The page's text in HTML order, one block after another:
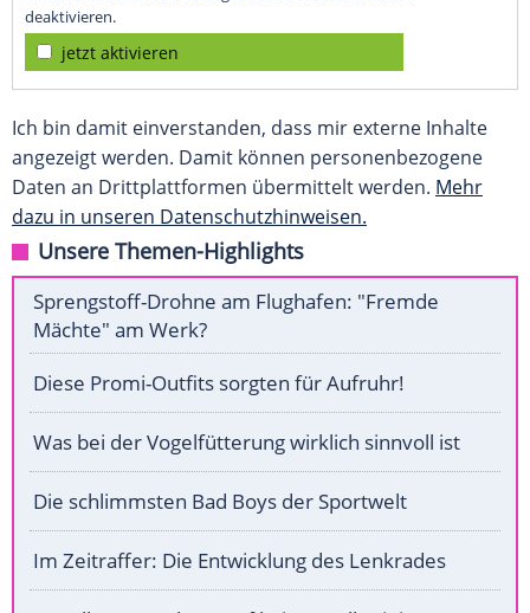
deaktivieren.
jetzt aktivieren
Ich bin damit einverstanden, dass mir externe Inhalte
angezeigt werden. Damit können personenbezogene
Daten an Drittplattformen übermittelt werden. Mehr
dazu in unseren Datenschutzhinweisen.
Unsere Themen-Highlights
Sprengstoff-Drohne am Flughafen: "Fremde
Mächte" am Werk?
Diese Promi-Outfits sorgten für Aufruhr!
Was bei der Vogelfütterung wirklich sinnvoll ist
Die schlimmsten Bad Boys der Sportwelt
Im Zeitraffer: Die Entwicklung des Lenkrades